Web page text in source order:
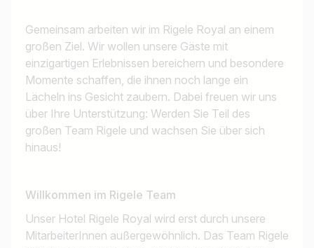
Gemeinsam arbeiten wir im Rigele Royal an einem
großen Ziel. Wir wollen unsere Gäste mit
einzigartigen Erlebnissen bereichern und besondere
Momente schaffen, die ihnen noch lange ein
Lächeln ins Gesicht zaubern. Dabei freuen wir uns
über Ihre Unterstützung: Werden Sie Teil des
großen Team Rigele und wachsen Sie über sich
hinaus!
Willkommen im Rigele Team
Unser Hotel Rigele Royal wird erst durch unsere
MitarbeiterInnen außergewöhnlich. Das Team Rigele